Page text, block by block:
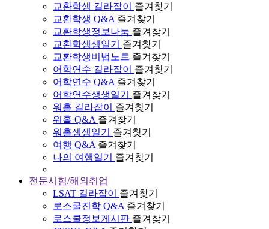
교환학생 길라잡이
즐겨찾기
교환학생 Q&A 즐겨찾기
교환학생정보나눔 즐겨찾기
교환학생생일기
즐겨찾기
교환학생비법노트 즐겨찾기
어학연수 길라잡이
즐겨찾기
어학연수 Q&A 즐겨찾기
어학연수생생일기
즐겨찾기
워홀 길라잡이
즐겨찾기
워홀 Q&A 즐겨찾기
워홀생생일기
즐겨찾기
여행 Q&A 즐겨찾기
나의 여행일기
즐겨찾기
전문시험/해외취업
LSAT 길라잡이
즐겨찾기
로스쿨진학 Q&A 즐겨찾기
로스쿨정보게시판 즐겨찾기